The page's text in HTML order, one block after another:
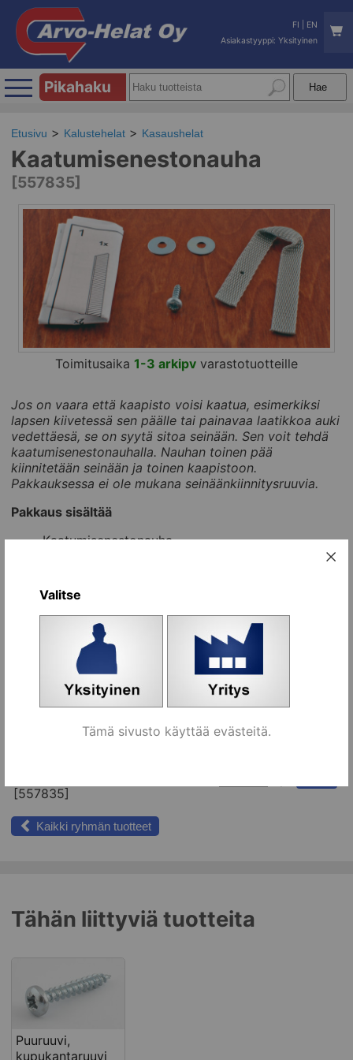
FI
EN
Asiakastyyppi: Yksityinen
Pikahaku
Etusivu Kalustehelat Kasaushelat
Kaatumisenestonauha
[557835]
Jos on vaara että kaapisto voisi kaatua, esimerkiksi
lapsen kiivetessä sen päälle tai painavaa laatikkoa auki
vedettäesä, se on syytä sitoa seinään. Sen voit tehdä
kaatumisenestonauhalla. Nauhan toinen pää
kiinnitetään seinään ja toinen kaapistoon.
Pakkauksessa ei ole mukana seinäänkiinnitysruuvia.
Pakkaus sisältää
Kaatumisenestonauha
Toimitusaika 1-3 arkipv varastotuotteille
Vaihtoehdot:
[557835]
Kaikki ryhmän tuotteet
Tähän liittyviä tuotteita
Puuruuvi,
kupukantaruuvi
Valitse
Tämä sivusto käyttää evästeitä.